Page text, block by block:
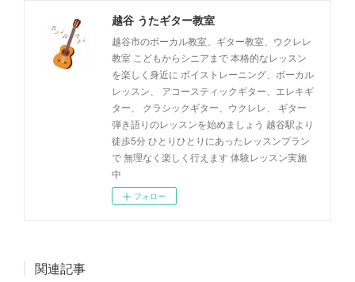
越谷 うたギター教室
越谷市のボーカル教室、ギター教室、ウクレレ
教室 こどもからシニアまで 本格的なレッスン
を楽しく身近に ボイストレーニング、ボーカル
レッスン、 アコースティックギター、エレキギ
ター、 クラシックギター、ウクレレ、 ギター
弾き語りのレッスンを始めましょう 越谷駅より
徒歩5分 ひとりひとりにあったレッスンプラン
で 無理なく楽しく行えます 体験レッスン実施
中
フォロー
関連記事